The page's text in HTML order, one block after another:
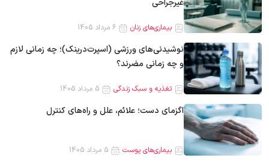
غیرجراحی
بیماری‌های زنان
نوشیدنی‌های ورزشی (اسپرت‌درینک)؛ چه زمانی لازم
و چه زمانی مضرند؟
تغذیه و سبک زندگی
اگزمای دست؛ علائم، علل و راه‌های کنترل
بیماری‌های پوست